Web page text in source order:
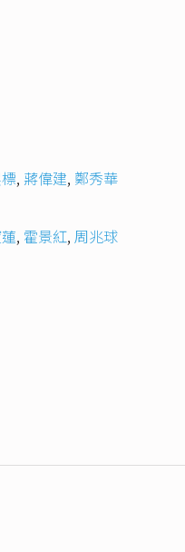
, 蔣偉建, 鄭秀華
, 霍景紅, 周兆球